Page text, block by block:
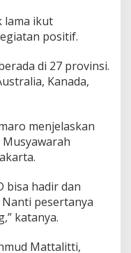
lama ikut
positif.
di 27 provinsi.
Kanada,
menjelaskan
Musyawarah
bisa hadir dan
pesertanya
katanya.
Mattalitti,